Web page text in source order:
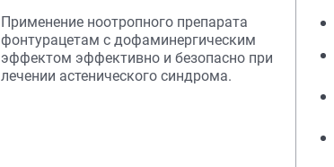
Применение ноотропного препарата
фонтурацетам с дофаминергическим
эффектом эффективно и безопасно при
лечении астенического синдрома.